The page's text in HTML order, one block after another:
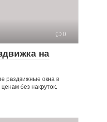
0
на
раздвижные окна в
без накруток.